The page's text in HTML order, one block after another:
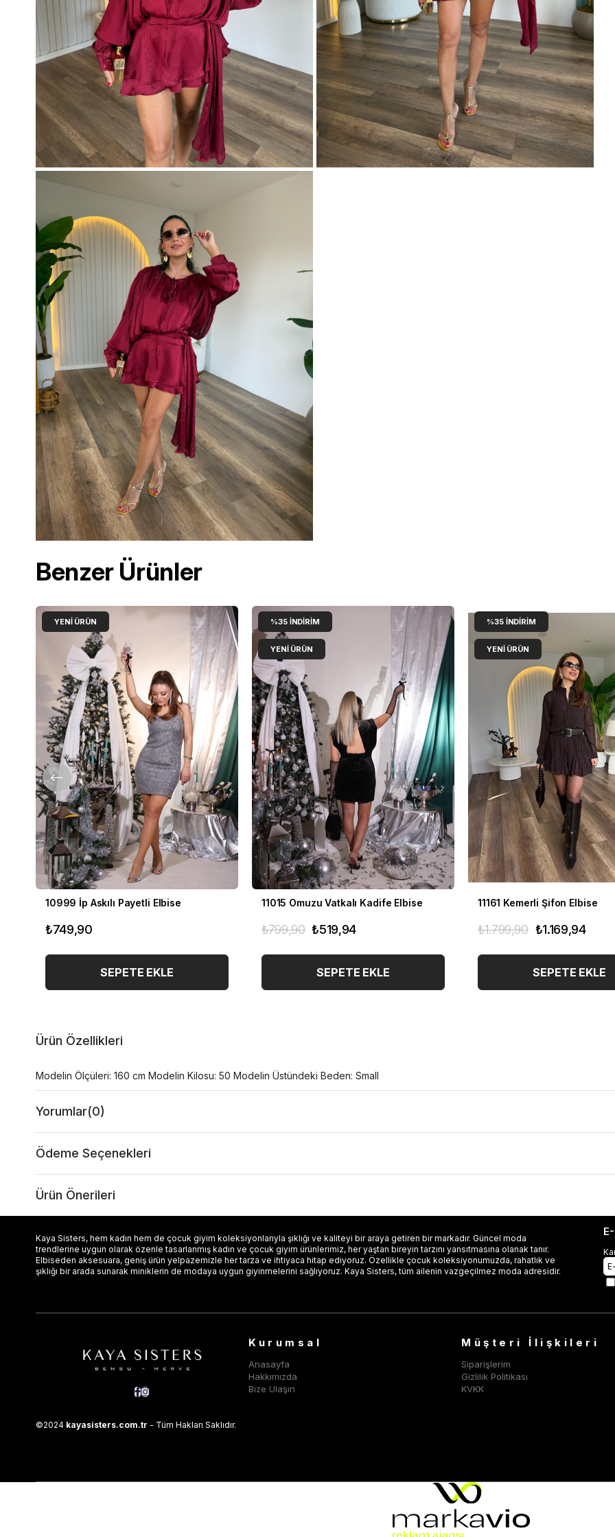
Benzer Ürünler
10999 İp Askılı Payetli Elbise
₺749,90
SEPETE EKLE
YENI ÜRÜN
11015 Omuzu Vatkalı Kadife Elbise
₺519,94
₺799,90
SEPETE EKLE
%35 İNDIRIM
YENI ÜRÜN
11161 Kemerli Şifon Elbise
₺1.169,94
₺1.799,90
SEPETE EKLE
%35 İNDIRIM
YENI ÜRÜN
Ürün Özellikleri
Modelin Ölçüleri: 160 cm Modelin Kilosu: 50 Modelin Üstündeki Beden: Small
Yorumlar(0)
Ödeme Seçenekleri
Ürün Önerileri
Kaya Sisters, hem kadın hem de çocuk giyim koleksiyonlarıyla şıklığı ve kaliteyi bir araya getiren bir markadır. Güncel moda
trendlerine uygun olarak özenle tasarlanmış kadın ve çocuk giyim ürünlerimiz, her yaştan bireyin tarzını yansıtmasına olanak tanır.
Elbiseden aksesuara, geniş ürün yelpazemizle her tarza ve ihtiyaca hitap ediyoruz. Özellikle çocuk koleksiyonumuzda, rahatlık ve
şıklığı bir arada sunarak miniklerin de modaya uygun giyinmelerini sağlıyoruz. Kaya Sisters, tüm ailenin vazgeçilmez moda adresidir.
Kurumsal
Anasayfa
Hakkımızda
Bize Ulaşın
Müşteri İlişkileri
Siparişlerim
Gizlilik Politikası
KVKK
©2024 kayasisters.com.tr - Tüm Hakları Saklıdır.